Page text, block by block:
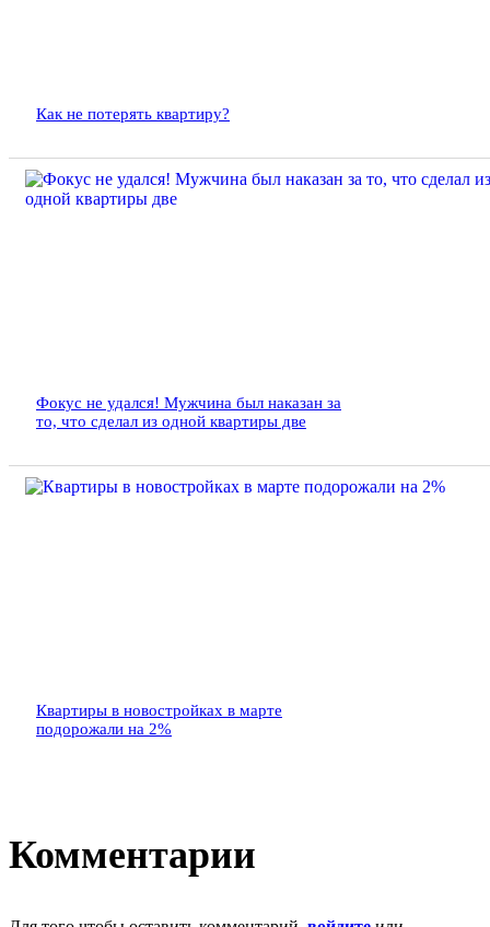
Как не потерять квартиру?
Фокус не удался! Мужчина был наказан за
то, что сделал из одной квартиры две
Квартиры в новостройках в марте
подорожали на 2%
Комментарии